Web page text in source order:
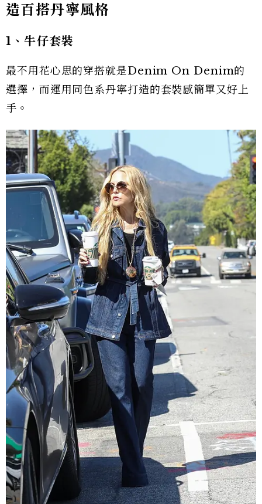
造百搭丹寧風格
1、牛仔套裝
最不用花心思的穿搭就是Denim On Denim的
選擇，而運用同色系丹寧打造的套裝感簡單又好上
手。